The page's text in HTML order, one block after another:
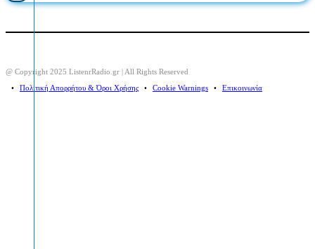
@ Copyright 2025 ListenrRadio.gr | All Rights Reserved
⠀•⠀ Πολιτική Απορρήτου & Όροι Χρήσης ⠀•⠀ Cookie Warnings ⠀•⠀ Επικοινωνία